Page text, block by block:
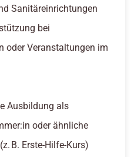
Sanitäreinrichtungen
bei
oder Veranstaltungen im
Ausbildung als
oder ähnliche
B. Erste-Hilfe-Kurs)